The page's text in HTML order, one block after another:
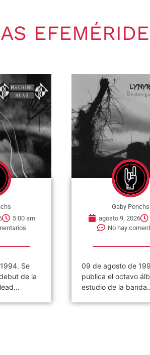
5:00 am
Se
de la
Gaby Ponchs
agosto 9, 2026
No hay
09 de agosto de
publica el octavo
estudio de la